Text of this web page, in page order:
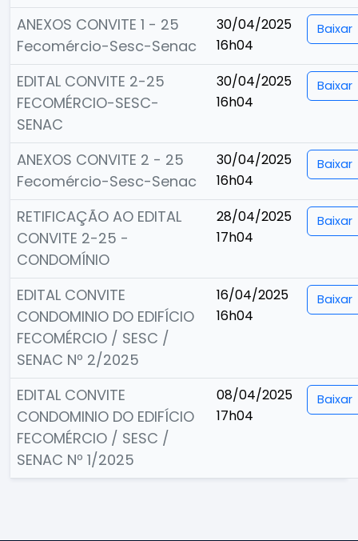
ANEXOS CONVITE 1 - 25
Fecomércio-Sesc-Senac
30/04/2025
16h04
Baixar
EDITAL CONVITE 2-25
FECOMÉRCIO-SESC-
SENAC
30/04/2025
16h04
Baixar
ANEXOS CONVITE 2 - 25
Fecomércio-Sesc-Senac
30/04/2025
16h04
Baixar
RETIFICAÇÃO AO EDITAL
CONVITE 2-25 -
CONDOMÍNIO
28/04/2025
17h04
Baixar
EDITAL CONVITE
CONDOMINIO DO EDIFÍCIO
FECOMÉRCIO / SESC /
SENAC Nº 2/2025
16/04/2025
16h04
Baixar
EDITAL CONVITE
CONDOMINIO DO EDIFÍCIO
FECOMÉRCIO / SESC /
SENAC Nº 1/2025
08/04/2025
17h04
Baixar